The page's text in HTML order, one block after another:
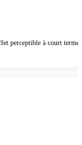
perceptible à court terme